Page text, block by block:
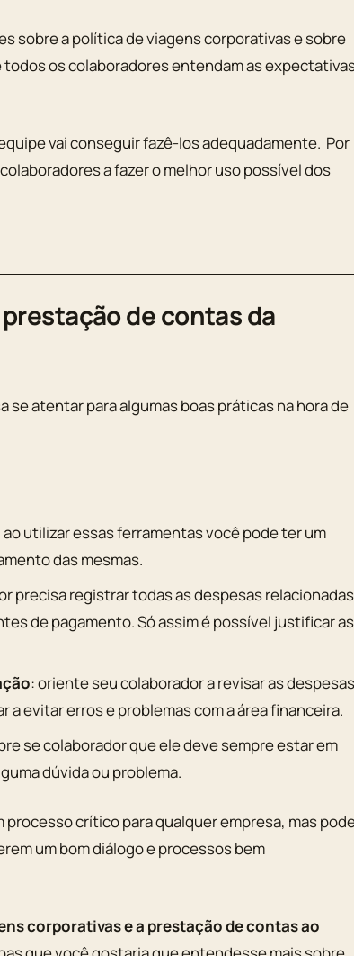
sobre a política de viagens corporativas e sobre
os colaboradores entendam as
vai conseguir fazê-los adequadamente. Por
a fazer o melhor uso possível dos
de contas da
atentar para algumas boas práticas na hora de
ao utilizar essas ferramentas você pode ter um
das mesmas.
precisa registrar todas as despesas relacionadas
de pagamento. Só assim é possível justificar as
: oriente seu colaborador a revisar as
a evitar erros e problemas com a área financeira.
se colaborador que ele deve sempre estar em
dúvida ou problema.
crítico para qualquer empresa, mas
um bom diálogo e processos bem
corporativas e a prestação de contas ao